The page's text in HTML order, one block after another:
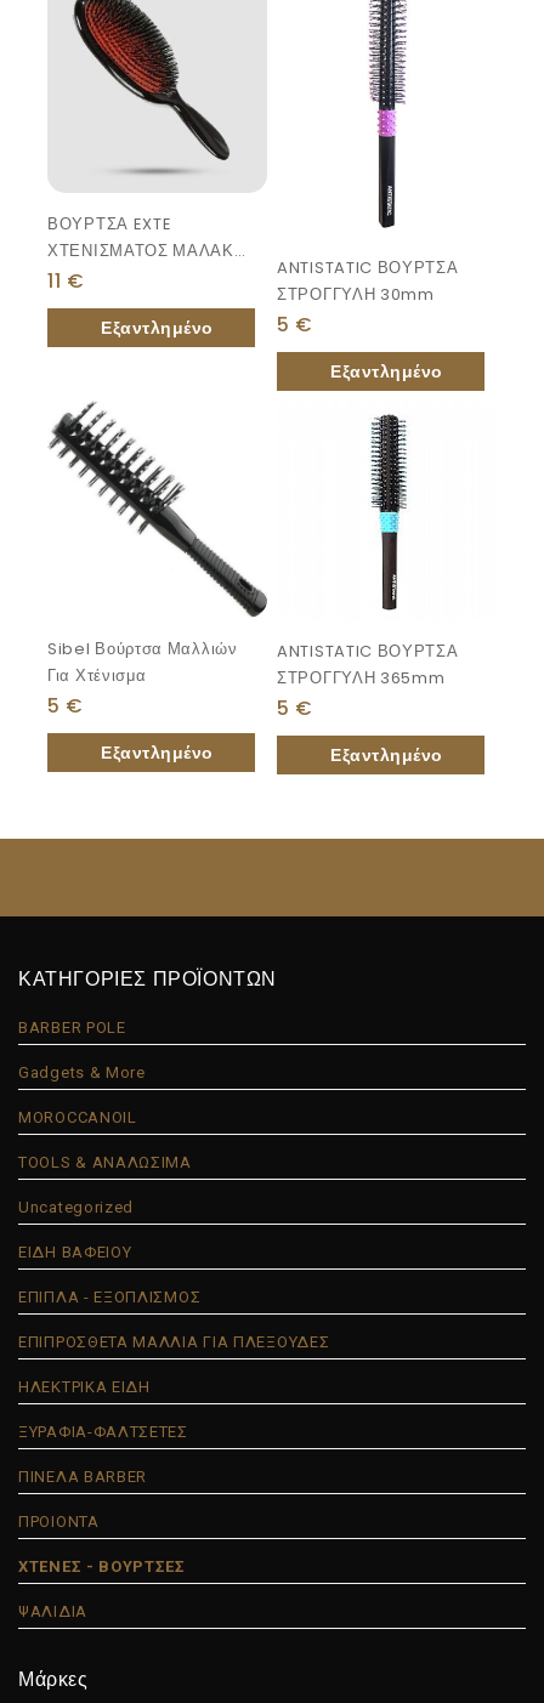
ΒΟΥΡΤΣΑ EXTE
ΧΤΕΝΙΣΜΑΤΟΣ ΜΑΛΑΚΗ
ΤΡΙΧΑ
11 €
ANTISTATIC ΒΟΥΡΤΣΑ
ΣΤΡΟΓΓΥΛΗ 30mm
5 €
Sibel Βούρτσα Μαλλιών
Για Χτένισμα
5 €
ANTISTATIC ΒΟΥΡΤΣΑ
ΣΤΡΟΓΓΥΛΗ 365mm
5 €
ΚΑΤΗΓΟΡΙΕΣ ΠΡΟΪΟΝΤΩΝ
BARBER POLE
Gadgets & More
MOROCCANOIL
TOOLS & ΑΝΑΛΩΣΙΜΑ
Uncategorized
ΕΙΔΗ ΒΑΦΕΙΟΥ
ΕΠΙΠΛΑ - ΕΞΟΠΛΙΣΜΟΣ
ΕΠΙΠΡΟΣΘΕΤΑ ΜΑΛΛΙΑ ΓΙΑ ΠΛΕΞΟΥΔΕΣ
ΗΛΕΚΤΡΙΚΑ ΕΙΔΗ
ΞΥΡΑΦΙΑ-ΦΑΛΤΣΕΤΕΣ
ΠΙΝΕΛΑ BARBER
ΠΡΟΙΟΝΤΑ
ΧΤΕΝΕΣ - ΒΟΥΡΤΣΕΣ
ΨΑΛΙΔΙΑ
Μάρκες